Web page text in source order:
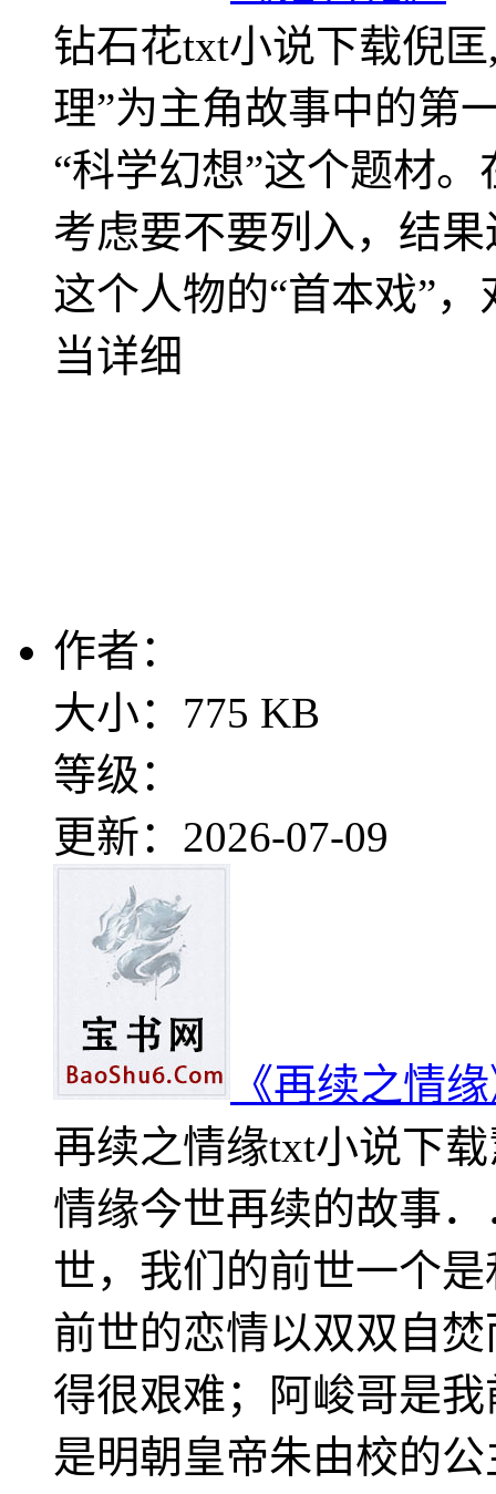
钻石花txt小说下载倪
理”为主角故事中的第
“科学幻想”这个题材
考虑要不要列入，结
这个人物的“首本戏”
当详细
作者：
大小：775 KB
等级：
更新：2026-07-09
《再续之情
再续之情缘txt小说下
情缘今世再续的故事
世，我们的前世一个
前世的恋情以双双自
得很艰难；阿峻哥是
是明朝皇帝朱由校的